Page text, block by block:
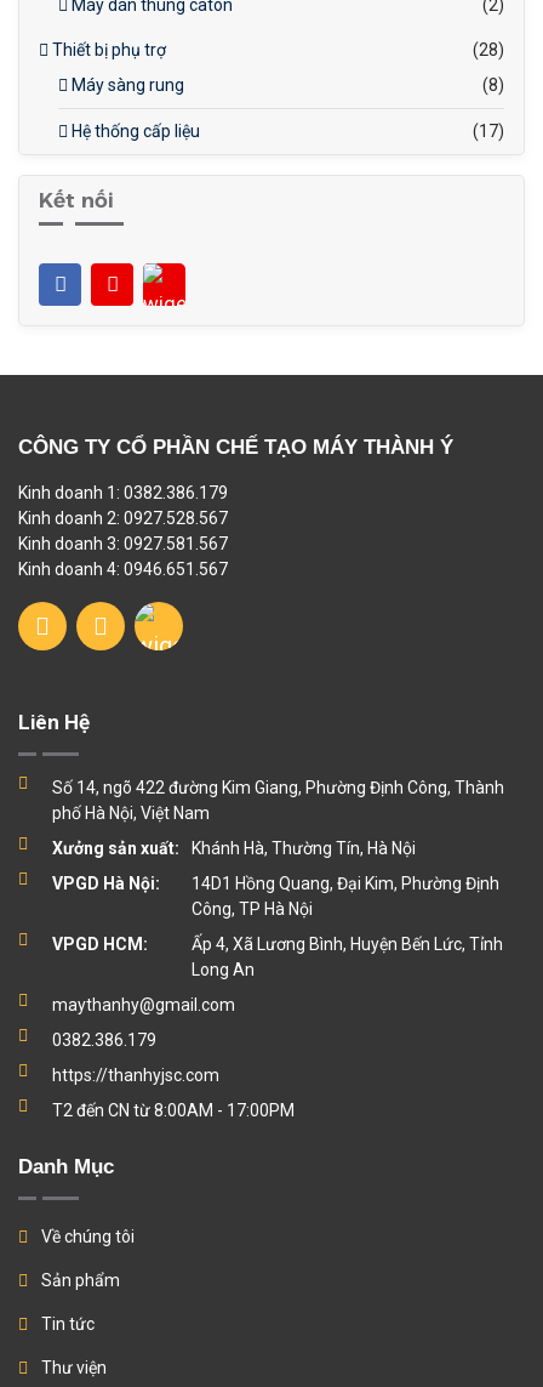
Máy dán thùng caton (2)
Thiết bị phụ trợ
(28)
Máy sàng rung
(8)
Hệ thống cấp liệu (17)
Kết nối
CÔNG TY CỔ PHẦN CHẾ TẠO MÁY THÀNH Ý
Kinh doanh 1: 0382.386.179
Kinh doanh 2: 0927.528.567
Kinh doanh 3: 0927.581.567
Kinh doanh 4: 0946.651.567
Liên Hệ
Số 14, ngõ 422 đường Kim Giang, Phường Định Công, Thành
phố Hà Nội, Việt Nam
Xưởng sản xuất:
Khánh Hà, Thường Tín, Hà Nội
VPGD Hà Nội:
14D1 Hồng Quang, Đại Kim, Phường Định
Công, TP Hà Nội
VPGD HCM:
Ấp 4, Xã Lương Bình, Huyện Bến Lức, Tỉnh
Long An
maythanhy@gmail.com
0382.386.179
https://thanhyjsc.com
T2 đến CN từ 8:00AM - 17:00PM
Danh Mục
Về chúng tôi
Sản phẩm
Tin tức
Thư viện